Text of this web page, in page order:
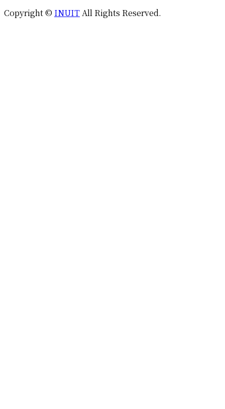
Copyright © INUITAll Rights Reserved.